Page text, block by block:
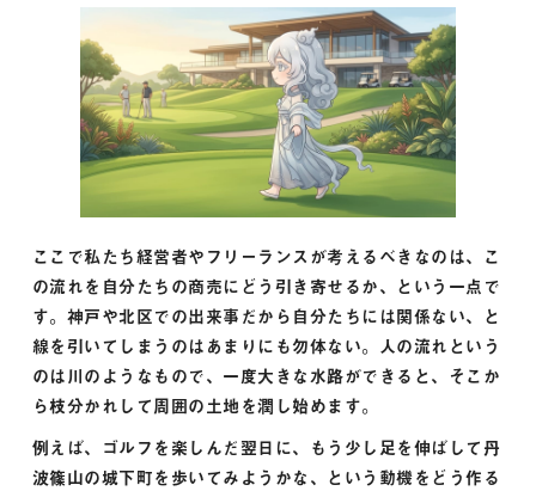
ここで私たち経営者やフリーランスが考えるべきなのは、こ
の流れを自分たちの商売にどう引き寄せるか、という一点で
す。神戸や北区での出来事だから自分たちには関係ない、と
線を引いてしまうのはあまりにも勿体ない。人の流れという
のは川のようなもので、一度大きな水路ができると、そこか
ら枝分かれして周囲の土地を潤し始めます。
例えば、ゴルフを楽しんだ翌日に、もう少し足を伸ばして丹
波篠山の城下町を歩いてみようかな、という動機をどう作る